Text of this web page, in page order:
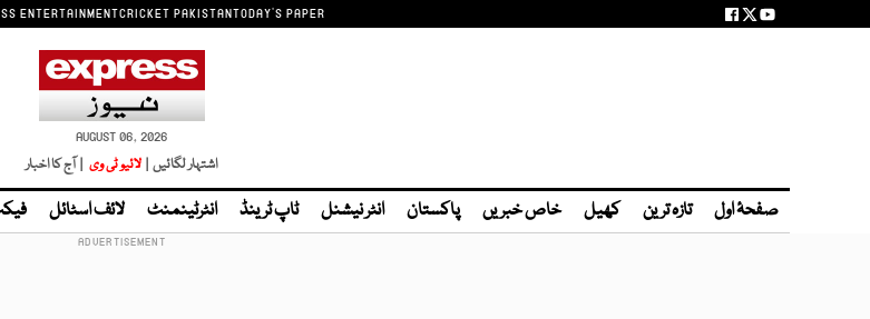
ENTERTAINMENTCRICKET PAKISTANTODAY'S PAPER
AUGUST 06, 2026
اشتہار لگائیں | لائیو ٹی وی | آج کا اخبار
صفحۂ اول تازہ ترین کھیل خاص خبریں پاکستان انٹر نیشنل ٹاپ ٹرینڈ انٹرٹینمنٹ لائف اسٹائل